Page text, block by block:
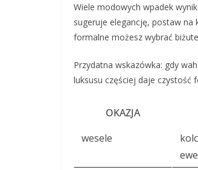
Wiele modowych wpadek
sugeruje elegancję, postaw na
formalne możesz wybrać
Przydatna wskazówka: gdy
luksusu częściej daje czystość
OKAZJA
wesele